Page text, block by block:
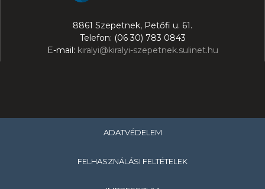
8861 Szepetnek, Petőfi u. 61.
Telefon: (06 30) 783 0843
E-mail: kiralyi@kiralyi-szepetnek.sulinet.hu
ADATVÉDELEM
FELHASZNÁLÁSI FELTÉTELEK